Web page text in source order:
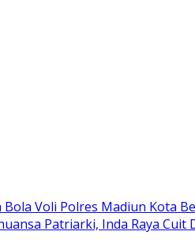
Bola Voli Polres Madiun Kota
Patriarki, Inda Raya